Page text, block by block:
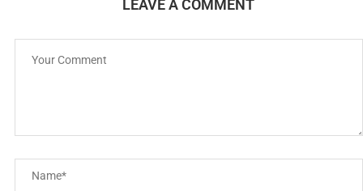
LEAVE A COMMENT